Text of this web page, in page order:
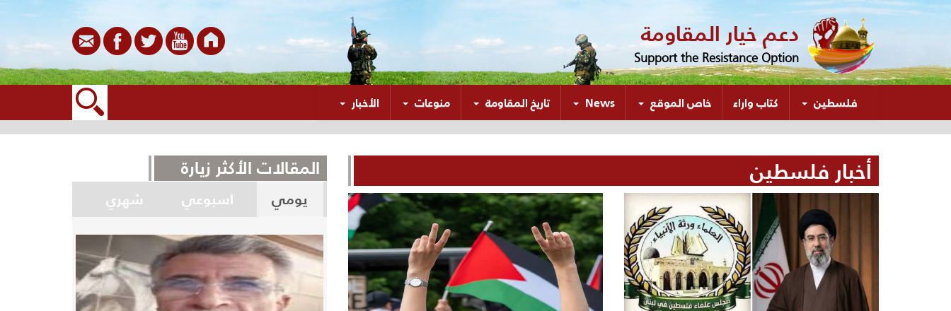
دعم خيار المقاومة
Support the Resistance Option
فلسطين كتاب واراء(الحالي)خاص الموقع News تاريخ المقاومة منوعات الأخبار
أخبار فلسطين المقالات الأكثر زيارة
يومي اسبوعي شهري